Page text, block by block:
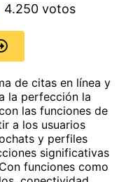
4.250 votos
de citas en línea y
la perfección la
las funciones de
a los usuarios
y perfiles
significativas
funciones como